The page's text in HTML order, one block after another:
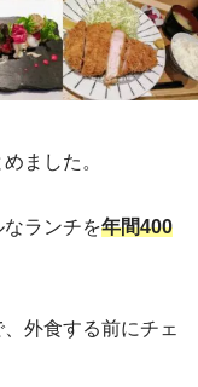
ました。
ランチを年間400
外食する前にチェ